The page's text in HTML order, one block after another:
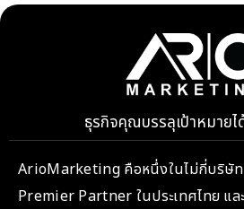
ธุรกิจคุณบรรลุเป้าหมายไ
ArioMarketing คือหนึ่งในไม่กี่บริษั
Premier Partner ในประเทศไทย แล